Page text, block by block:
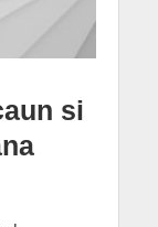
si